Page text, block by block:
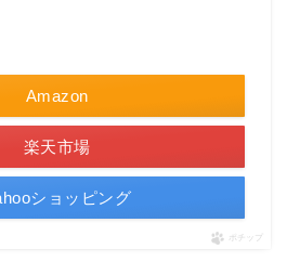
Amazon
楽天市場
ショッピング
ポチップ